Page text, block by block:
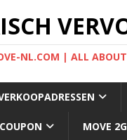
NL.COM | ALL
MOVE